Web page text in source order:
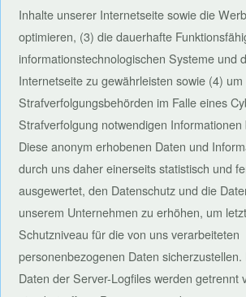
Inhalte unserer Internetseite sowie die
optimieren, (3) die dauerhafte
informationstechnologischen Systeme und
Internetseite zu gewährleisten sowie (4) um
Strafverfolgungsbehörden im Falle eines
Strafverfolgung notwendigen Informationen
Diese anonym erhobenen Daten und
durch uns daher einerseits statistisch und
ausgewertet, den Datenschutz und die
unserem Unternehmen zu erhöhen, um
Schutzniveau für die von uns verarbeiteten
personenbezogenen Daten sicherzustellen.
Daten der Server-Logfiles werden getrennt